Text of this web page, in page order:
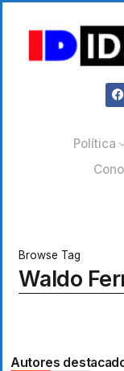
Política
Browse Tag
Waldo
Autores